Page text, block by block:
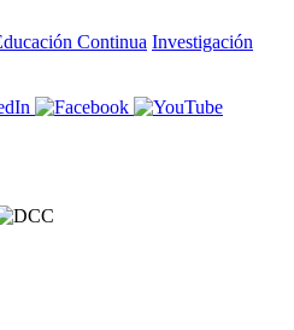
Continua Investigación